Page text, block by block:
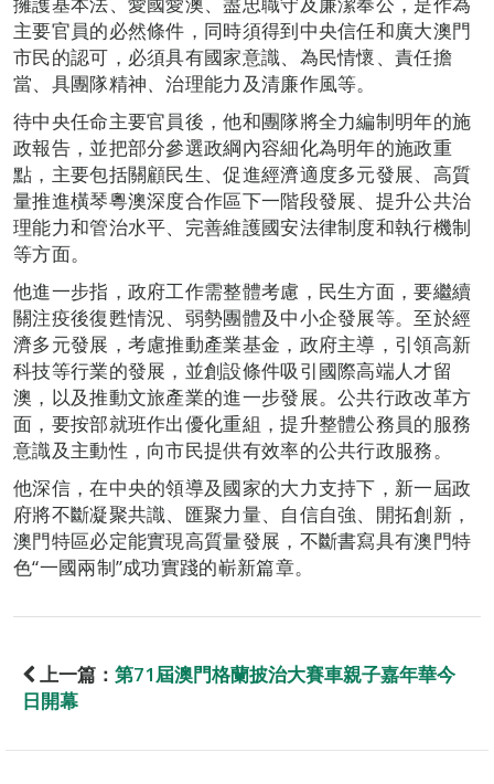
主要官員的必然條件，同時須得到中央信任和廣大澳門
市民的認可，必須具有國家意識、為民情懷、責任擔
當、具團隊精神、治理能力及清廉作風等。
待中央任命主要官員後，他和團隊將全力編制明年的施
政報告，並把部分參選政綱內容細化為明年的施政重
點，主要包括關顧民生、促進經濟適度多元發展、高質
量推進橫琴粵澳深度合作區下一階段發展、提升公共治
理能力和管治水平、完善維護國安法律制度和執行機制
等方面。
他進一步指，政府工作需整體考慮，民生方面，要繼續
關注疫後復甦情況、弱勢團體及中小企發展等。至於經
濟多元發展，考慮推動產業基金，政府主導，引領高新
科技等行業的發展，並創設條件吸引國際高端人才留
澳，以及推動文旅產業的進一步發展。公共行政改革方
面，要按部就班作出優化重組，提升整體公務員的服務
意識及主動性，向市民提供有效率的公共行政服務。
他深信，在中央的領導及國家的大力支持下，新一屆政
府將不斷凝聚共識、匯聚力量、自信自強、開拓創新，
澳門特區必定能實現高質量發展，不斷書寫具有澳門特
色“一國兩制”成功實踐的嶄新篇章。
上一篇： 第71屆澳門格蘭披治大賽車親子嘉年華今
日開幕